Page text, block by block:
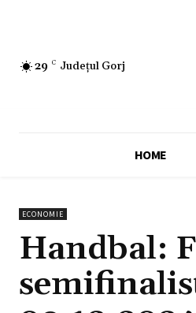
29 C Județul Gorj
HOME
ECONOMIE
Handbal: